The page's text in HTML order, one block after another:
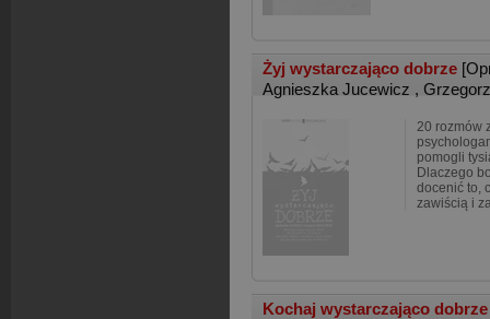
Żyj wystarczająco dobrze
Agnieszka Jucewicz ,
20 rozmów
pomogli
Dlaczego
docenić to,
zawiścią i
Kochaj wystarczająco